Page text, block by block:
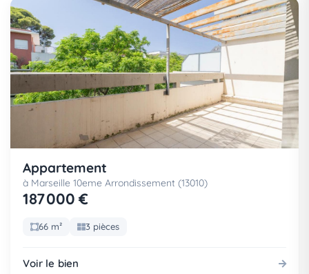
Appartement
à Marseille 10eme Arrondissement (13010)
187 000 €
66 m² 3 pièces
Voir le bien